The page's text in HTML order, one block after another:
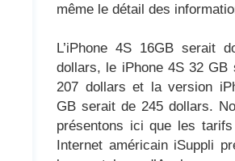
même le détail des
L’iPhone 4S 16GB serait
dollars, le iPhone 4S 32 GB
207 dollars et la version
GB serait de 245 dollars.
présentons ici que les
Internet américain iSuppli